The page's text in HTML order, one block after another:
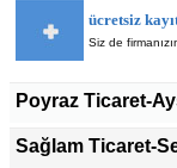
ücretsiz
Siz de
Poyraz Ticaret-
Sağlam Ticaret-